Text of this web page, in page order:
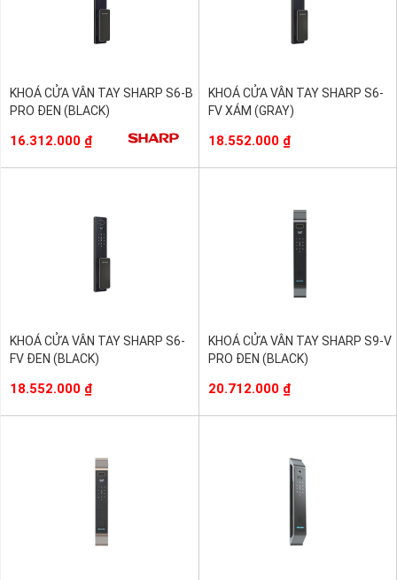
KHOÁ CỬA VÂN TAY SHARP S6-B
PRO ĐEN (BLACK)
16.312.000 ₫
KHOÁ CỬA VÂN TAY SHARP S6-
FV XÁM (GRAY)
18.552.000 ₫
KHOÁ CỬA VÂN TAY SHARP S6-
FV ĐEN (BLACK)
18.552.000 ₫
KHOÁ CỬA VÂN TAY SHARP S9-V
PRO ĐEN (BLACK)
20.712.000 ₫